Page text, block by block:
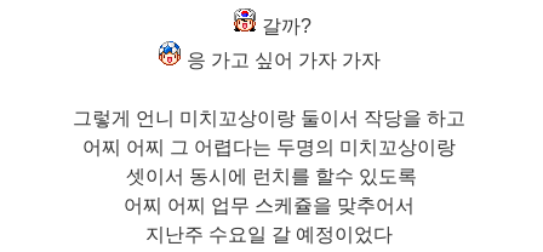
갈까?
응 가고 싶어 가자 가자
그렇게 언니 미치꼬상이랑 둘이서 작당을 하고
어찌 어찌 그 어렵다는 두명의 미치꼬상이랑
셋이서 동시에 런치를 할수 있도록
어찌 어찌 업무 스케쥴을 맞추어서
지난주 수요일 갈 예정이었다